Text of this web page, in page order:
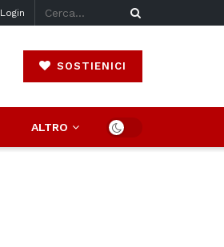
Login
SOSTIENICI
ALTRO